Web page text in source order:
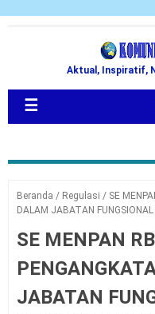
Aktual, Inspiratif,
☰
Beranda / Regulasi / SE
DALAM JABATAN
SE MENPAN
JABATAN